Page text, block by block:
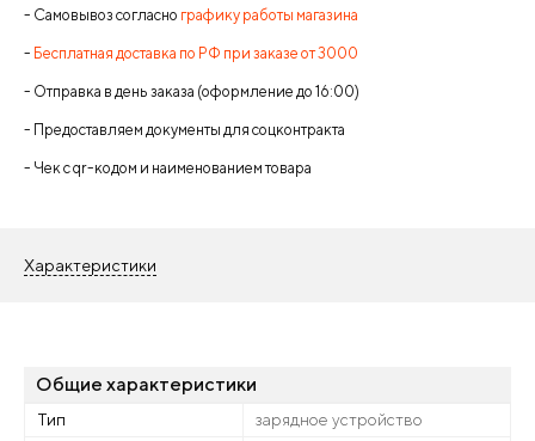
- Самовывоз согласно графику работы магазина
- Бесплатная доставка по РФ при заказе от 3000
- Отправка в день заказа (оформление до 16:00)
- Предоставляем документы для соцконтракта
- Чек с qr-кодом и наименованием товара
Характеристики
Общие характеристики
Тип
зарядное устройство